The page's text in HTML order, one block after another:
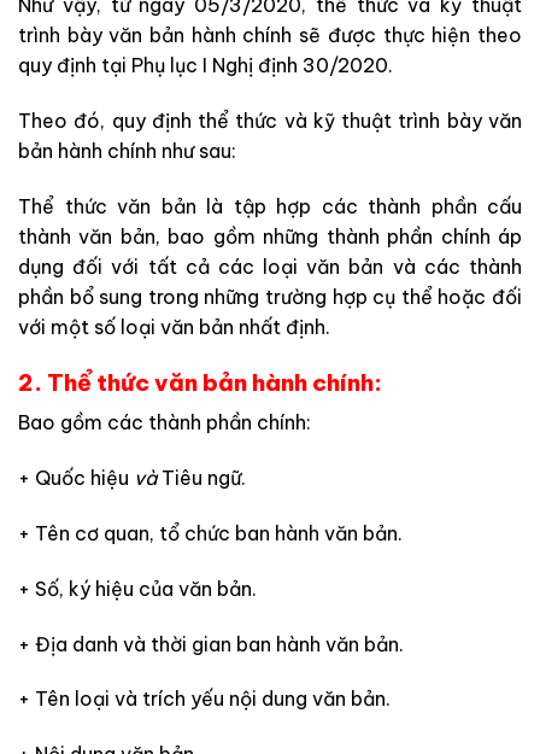
Như vậy, từ ngày 05/3/2020, thể thức và kỹ thuật
trình bày văn bản hành chính sẽ được thực hiện theo
quy định tại Phụ lục I Nghị định 30/2020.
Theo đó, quy định thể thức và kỹ thuật trình bày văn
bản hành chính như sau:
Thể thức văn bản là tập hợp các thành phần cấu
thành văn bản, bao gồm những thành phần chính áp
dụng đối với tất cả các loại văn bản và các thành
phần bổ sung trong những trường hợp cụ thể hoặc đối
với một số loại văn bản nhất định.
2. Thể thức văn bản hành chính:
Bao gồm các thành phần chính:
+ Quốc hiệu vàTiêu ngữ.
+ Tên cơ quan, tổ chức ban hành văn bản.
+ Số, ký hiệu của văn bản.
+ Địa danh và thời gian ban hành văn bản.
+ Tên loại và trích yếu nội dung văn bản.